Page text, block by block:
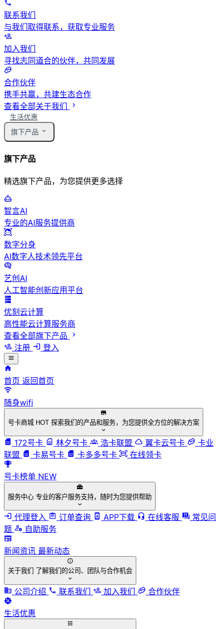
联系我们
与我们取得联系，获取专业服务
加入我们
寻找志同道合的伙伴，共同发展
合作伙伴
携手共赢，共建生态合作
查看全部关于我们
生活优惠
旗下产品
旗下产品
精选旗下产品，为您提供更多选择
智言AI
专业的AI服务提供商
数字分身
AI数字人技术领先平台
艺创AI
人工智能创新应用平台
优刻云计算
高性能云计算服务商
查看全部旗下产品
注册
登入
首页 返回首页
随身wifi
号卡商城 HOT 探索我们的产品和服务，为您提供全方位的解决方案
172号卡 林夕号卡 浩卡联盟 翼卡云号卡
卡业
联盟
卡易号卡 卡多多号卡 在线领卡
号卡榜单 NEW
服务中心 专业的客户服务支持，随时为您提供帮助
代理登入 订单查询 APP下载 在线客服
常见问
题
自助服务
新闻资讯 最新动态
关于我们 了解我们的公司、团队与合作机会
公司介绍 联系我们 加入我们 合作伙伴
生活优惠